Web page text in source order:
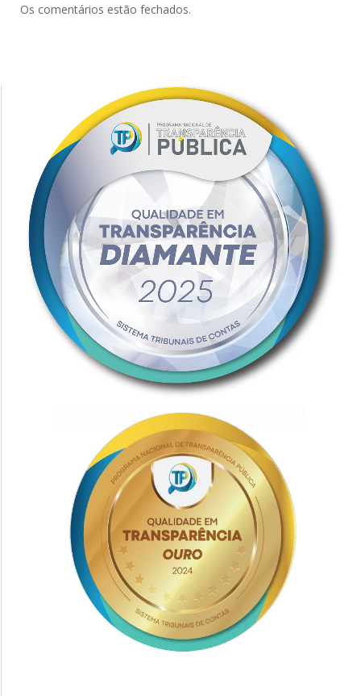
Os comentários estão fechados.